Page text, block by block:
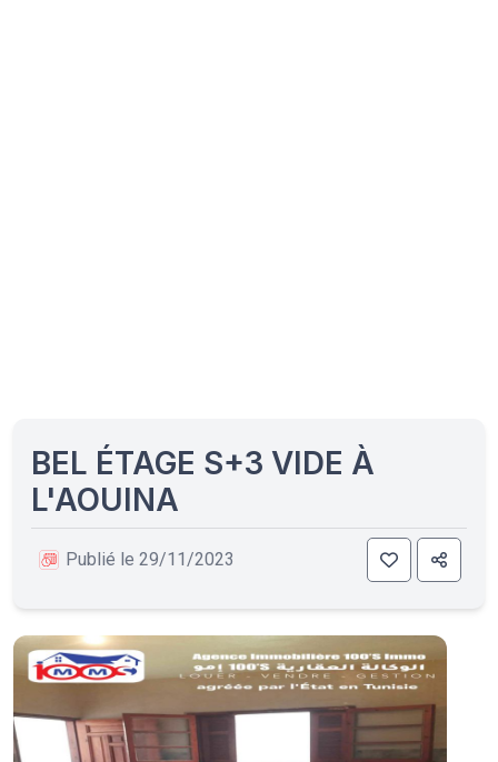
BEL ÉTAGE S+3 VIDE À
L'AOUINA
Publié le 29/11/2023